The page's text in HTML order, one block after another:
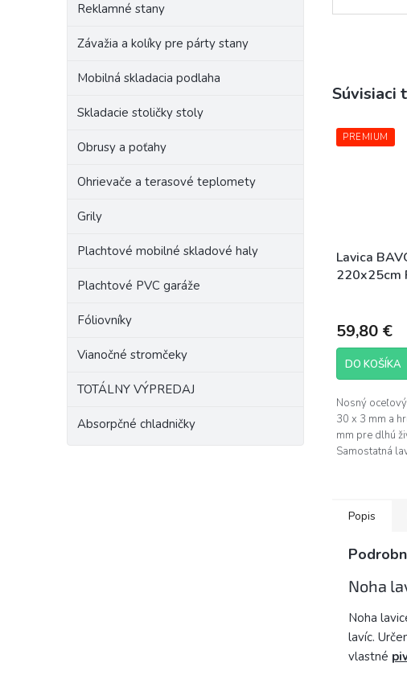
Reklamné stany
Závažia a kolíky pre párty stany
Mobilná skladacia podlaha
Skladacie stoličky stoly
Obrusy a poťahy
Ohrievače a terasové teplomety
Grily
Plachtové mobilné skladové haly
Plachtové PVC garáže
Fóliovníky
Vianočné stromčeky
TOTÁLNY VÝPREDAJ
Absorpčné chladničky
Súvisiaci
PREMIUM
Lavica
220x25cm
produktu
je
5,0
z
hviezdičiek.
59,80 €
DO KOŠÍKA
Nosný
30 x 3 mm a
mm pre dlhú
Samostatná
Popis
Noha
Noha
lavíc.
vlastné